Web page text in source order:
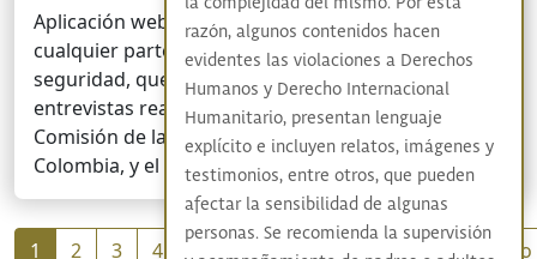
Aplicación web que puede ser accedida desde
cualquier parte del mundo, con altos niveles de
seguridad, que permite resguardar todas las
entrevistas realizadas por los compañeros de la
Comisión de la Verdad a lo largo y ancho de
Colombia, y el mundo.
Paginación
1 2 3 4 8 Siguiente Último
razón, algunos contenidos hacen
evidentes las violaciones a Derechos
Humanos y Derecho Internacional
Humanitario, presentan lenguaje
explícito e incluyen relatos, imágenes y
testimonios, entre otros, que pueden
afectar la sensibilidad de algunas
personas. Se recomienda la supervisión